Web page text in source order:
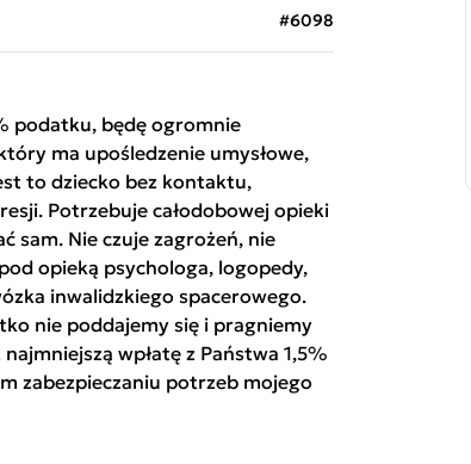
#6098
podatku, będę ogromnie
ma upośledzenie umysłowe,
to dziecko bez kontaktu,
Potrzebuje całodobowej opieki
sam. Nie czuje zagrożeń, nie
opieką psychologa, logopedy,
inwalidzkiego spacerowego.
nie poddajemy się i pragniemy
wpłatę z Państwa 1,5%
zabezpieczaniu potrzeb mojego